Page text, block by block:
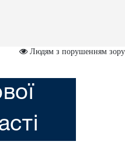
Людям з порушенням зору